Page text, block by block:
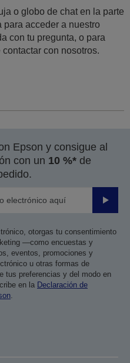
o globo de chat en la parte
acceder a nuestro
con tu pregunta, o para
con nosotros.
Epson y consigue al
con un 10 %* de
Enviar
otorgas tu consentimiento
—como encuestas y
eventos, promociones y
u otras formas de
tus preferencias y del modo en
en la Declaración de
.